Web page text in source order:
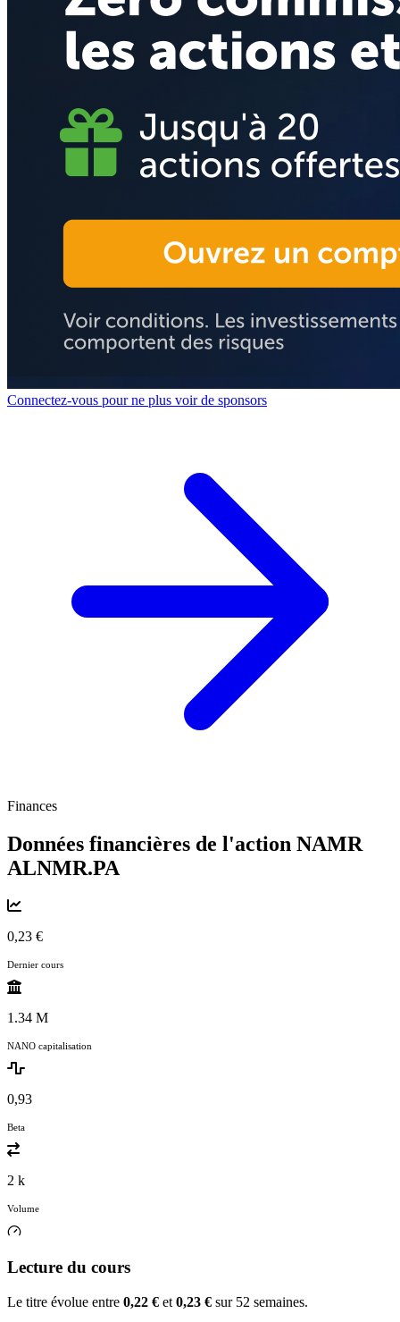
Connectez-vous pour ne plus voir de sponsors
Finances
Données financières de l'action NAMR
ALNMR.PA
0,23 €
Dernier cours
1.34 M
NANO capitalisation
0,93
Beta
2 k
Volume
Lecture du cours
Le titre évolue entre 0,22 € et 0,23 € sur 52 semaines.